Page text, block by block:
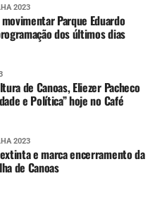
2023
Parque Eduardo
dos últimos dias
de Canoas, Eliezer Pacheco
e Política” hoje no Café
2023
e marca encerramento da
de Canoas